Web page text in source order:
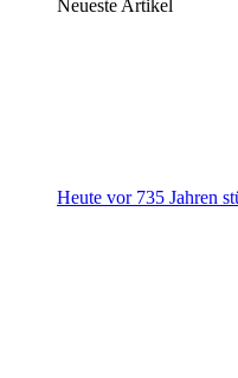
Neueste Artikel
Heute vor 735 Jahren